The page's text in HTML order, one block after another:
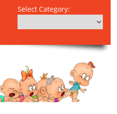
Select Category: